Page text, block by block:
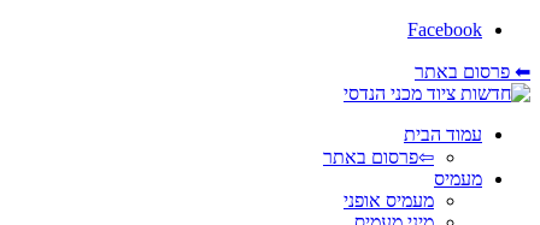
Facebook
⬅ פרסום באתר
עמוד הבית
⇦פרסום באתר
מעמיס
מעמיס אופני